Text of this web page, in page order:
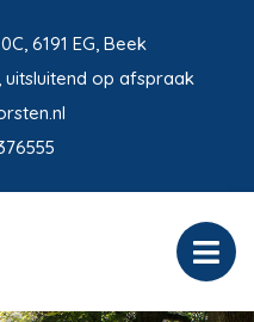
6191 EG, Beek
uitsluitend op afspraak